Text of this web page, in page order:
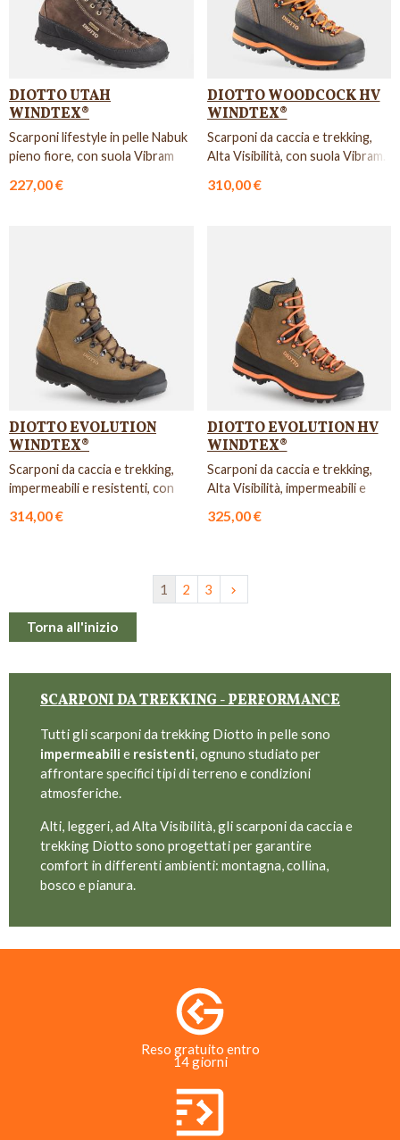
DIOTTO UTAH
WINDTEX®
Scarponi lifestyle in pelle Nabuk
pieno fiore, con suola Vibram
227,00 €
DIOTTO WOODCOCK HV
WINDTEX®
Scarponi da caccia e trekking,
Alta Visibilità, con suola Vibram.
310,00 €
DIOTTO EVOLUTION
WINDTEX®
Scarponi da caccia e trekking,
impermeabili e resistenti, con
314,00 €
DIOTTO EVOLUTION HV
WINDTEX®
Scarponi da caccia e trekking,
Alta Visibilità, impermeabili e
325,00 €
1 2 3 keyboard_arrow_right
Torna all'inizio
SCARPONI DA TREKKING - PERFORMANCE
Tutti gli scarponi da trekking Diotto in pelle sono
impermeabili e resistenti, ognuno studiato per
affrontare specifici tipi di terreno e condizioni
atmosferiche.
Alti, leggeri, ad Alta Visibilità, gli scarponi da caccia e
trekking Diotto sono progettati per garantire
comfort in differenti ambienti: montagna, collina,
bosco e pianura.
Reso gratuito entro
14 giorni